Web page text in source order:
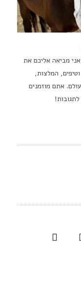
מביאה אליכם את
המלצות,
אתם מוזמנים